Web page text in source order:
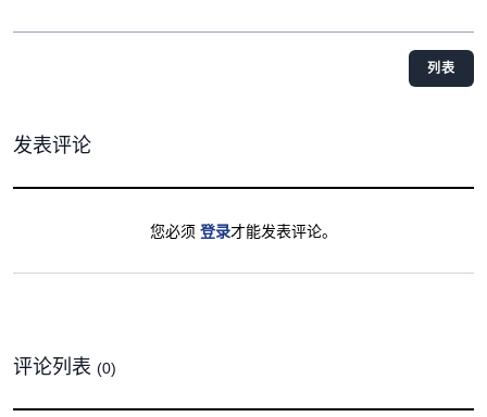
列表
发表评论
您必须 登录才能发表评论。
评论列表 (0)